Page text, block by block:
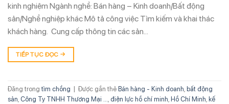
kinh nghiệm Ngành nghề: Bán hàng – Kinh doanh/Bất động
sản/Nghề nghiệp khác Mô tả công việc Tìm kiếm và khai thác
khách hàng. Cung cấp thông tin các sản…
TIẾP TỤC ĐỌC →
Đăng trong tìm chồng Được gắn thẻ Bán hàng - Kinh doanh, bất động
sản, Công Ty TNHH Thương Mại ..., điện lực hồ chí minh, Hồ Chí Minh, kế